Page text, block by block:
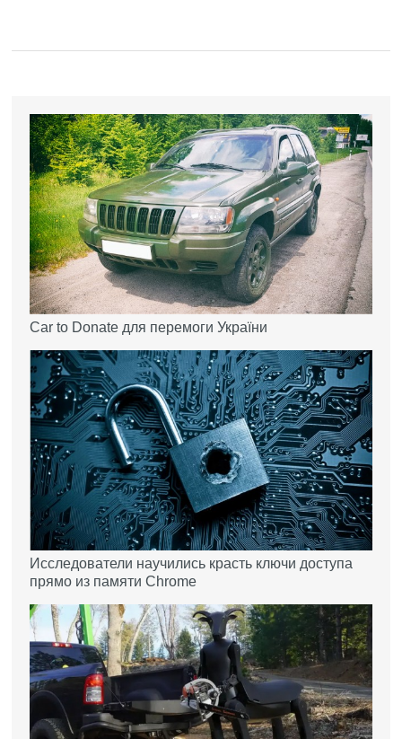
Car to Donate для перемоги України
Исследователи научились красть ключи доступа
прямо из памяти Chrome